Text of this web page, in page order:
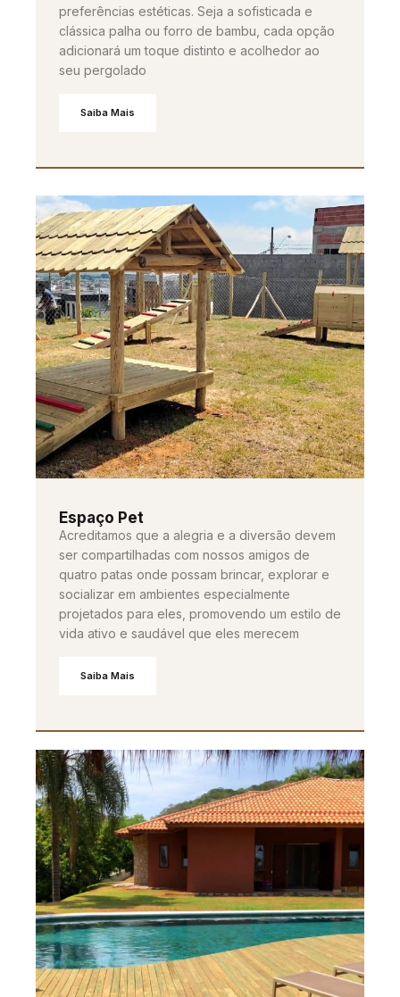
preferências estéticas. Seja a sofisticada e
clássica palha ou forro de bambu, cada opção
adicionará um toque distinto e acolhedor ao
seu pergolado
Saiba Mais
Espaço Pet
Acreditamos que a alegria e a diversão devem
ser compartilhadas com nossos amigos de
quatro patas onde possam brincar, explorar e
socializar em ambientes especialmente
projetados para eles, promovendo um estilo de
vida ativo e saudável que eles merecem
Saiba Mais